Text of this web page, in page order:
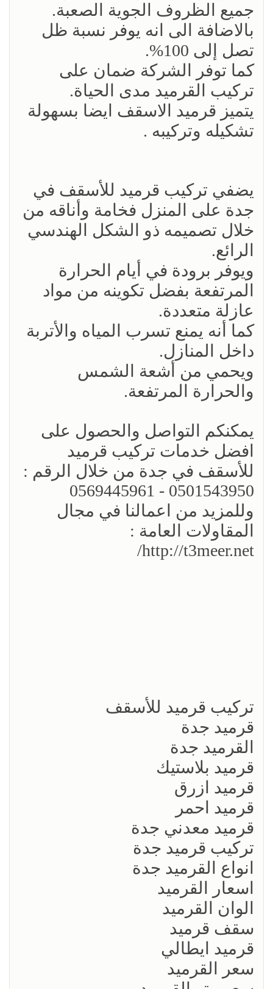
جميع الظروف الجوية الصعبة.
بالاضافة الى انه يوفر نسبة ظل
تصل إلى 100%.
كما توفر الشركة ضمان على
تركيب القرميد مدى الحياة.
يتميز قرميد الاسقف ايضا بسهولة
تشكيله وتركيبه .
يضفي تركيب قرميد للأسقف في
جدة على المنزل فخامة وأناقه من
خلال تصميمه ذو الشكل الهندسي
الرائع.
ويوفر برودة في أيام الحرارة
المرتفعة بفضل تكوينه من مواد
عازلة متعددة.
كما أنه يمنع تسرب المياه والأتربة
داخل المنازل.
ويحمي من أشعة الشمس
والحرارة المرتفعة.
يمكنكم التواصل والحصول على
افضل خدمات تركيب قرميد
للأسقف في جدة من خلال الرقم :
0501543950 - 0569445961
وللمزيد من اعمالنا في مجال
المقاولات العامة :
http://t3meer.net/
تركيب قرميد للأسقف
قرميد جدة
القرميد جدة
قرميد بلاستيك
قرميد ازرق
قرميد احمر
قرميد معدني جدة
تركيب قرميد جدة
انواع القرميد جدة
اسعار القرميد
الوان القرميد
سقف قرميد
قرميد ايطالي
سعر القرميد